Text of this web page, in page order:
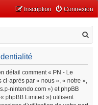
Connexion
Inscription
détail comment « PN - Le
après par « nous », « notre »,
nintendo.com ») et phpBB
phpBB Limited ») utilisent